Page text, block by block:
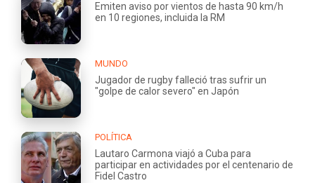
Emiten aviso por vientos de hasta 90 km/h
en 10 regiones, incluida la RM
MUNDO
Jugador de rugby falleció tras sufrir un
"golpe de calor severo" en Japón
POLÍTICA
Lautaro Carmona viajó a Cuba para
participar en actividades por el centenario de
Fidel Castro